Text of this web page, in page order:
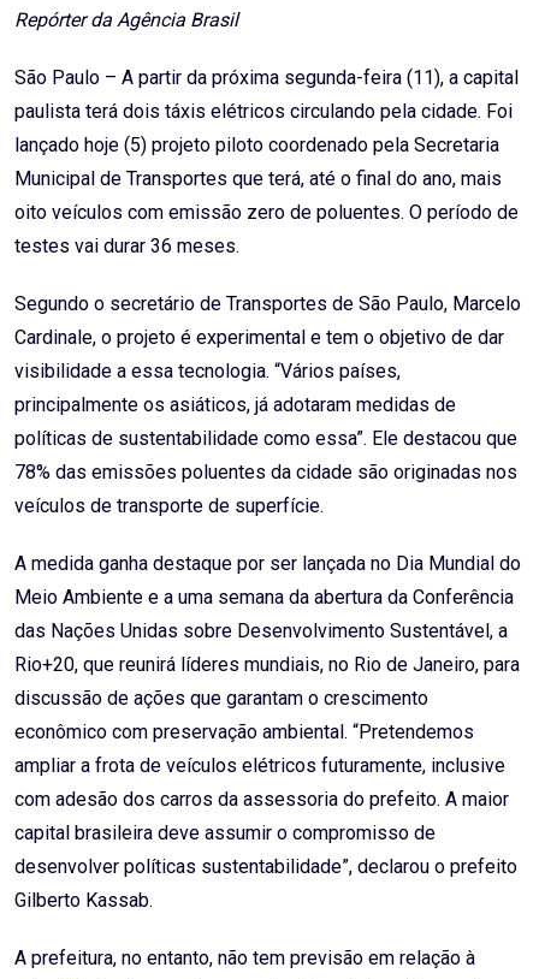
Repórter da Agência Brasil
São Paulo – A partir da próxima segunda-feira (11), a capital
paulista terá dois táxis elétricos circulando pela cidade. Foi
lançado hoje (5) projeto piloto coordenado pela Secretaria
Municipal de Transportes que terá, até o final do ano, mais
oito veículos com emissão zero de poluentes. O período de
testes vai durar 36 meses.
Segundo o secretário de Transportes de São Paulo, Marcelo
Cardinale, o projeto é experimental e tem o objetivo de dar
visibilidade a essa tecnologia. “Vários países,
principalmente os asiáticos, já adotaram medidas de
políticas de sustentabilidade como essa”. Ele destacou que
78% das emissões poluentes da cidade são originadas nos
veículos de transporte de superfície.
A medida ganha destaque por ser lançada no Dia Mundial do
Meio Ambiente e a uma semana da abertura da Conferência
das Nações Unidas sobre Desenvolvimento Sustentável, a
Rio+20, que reunirá líderes mundiais, no Rio de Janeiro, para
discussão de ações que garantam o crescimento
econômico com preservação ambiental. “Pretendemos
ampliar a frota de veículos elétricos futuramente, inclusive
com adesão dos carros da assessoria do prefeito. A maior
capital brasileira deve assumir o compromisso de
desenvolver políticas sustentabilidade”, declarou o prefeito
Gilberto Kassab.
A prefeitura, no entanto, não tem previsão em relação à